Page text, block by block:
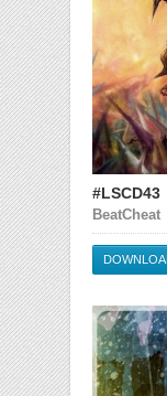
#LSCD43
BeatCheat